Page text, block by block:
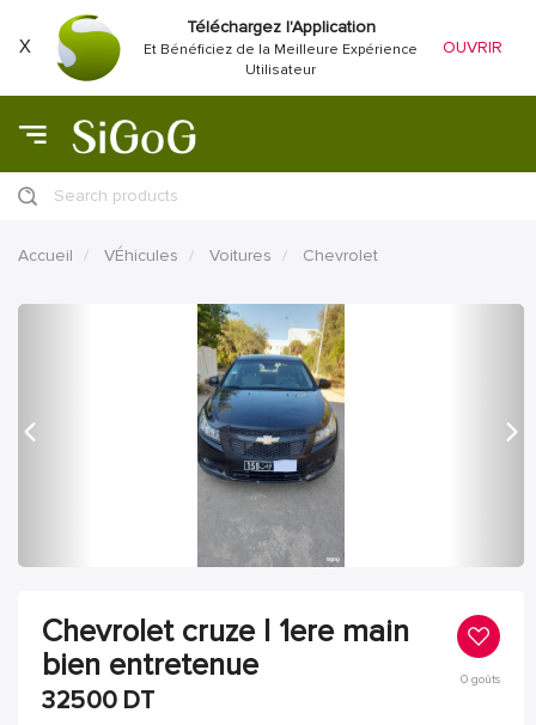
X
Téléchargez l'Application
Et Bénéficiez de la Meilleure Expérience
Utilisateur
OUVRIR
Search products
Accueil VÉhicules Voitures Chevrolet
Chevrolet cruze l 1ere main
bien entretenue
32500 DT
0goûts